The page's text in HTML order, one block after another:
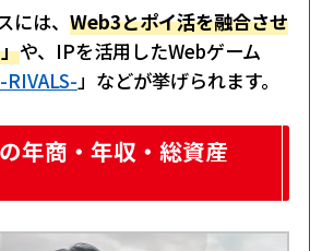
は、 Web3とポイ活を融合させ
や、IPを活用したWebゲーム
」などが挙げられます。
年商・年収・総資産